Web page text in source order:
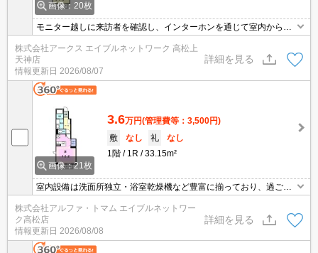
画像：20枚
モニター越しに来訪者を確認し、インターホンを通じて室内から会
話することができます。生乾きの洗濯物を乾かしたい時でもサッと
乾燥できる、浴室乾燥機を備え付けております。新しい生活のスタ
ートにおすすめなのが、こちらのアパートです。バストイレ別のア
パートです。駐車場がある物件です。現在空きがあります。
株式会社アークス エイブルネットワーク 高松上
天神店
情報更新日 2026/08/07
詳細を見る
画像：21枚
3.6万円(管理費等：3,500円)
敷
なし 礼
なし
1階
1R 33.15m²
室内設備は洗面所独立・浴室乾燥機など豊富に揃っており、過ごし
やすいお部屋になっております。TVインターホン付きなので、女性
の方も安心です。収納はクロゼット・シューズボックスなどが備え
付けられているので、衣類や日用品の収納に重宝します。初期費用
や家賃のカード決済で、月々の支払の手間を省けます。こちらの物
件はアパートです。
株式会社アルファ・トマム エイブルネットワー
ク高松店
情報更新日 2026/08/08
詳細を見る